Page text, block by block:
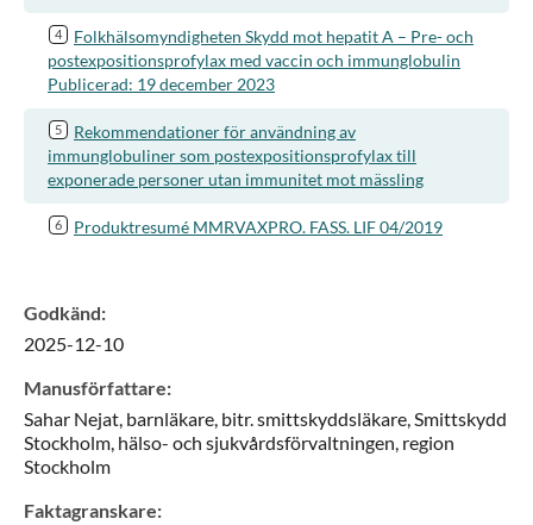
Folkhälsomyndigheten Skydd mot hepatit A – Pre- och
postexpositionsprofylax med vaccin och immunglobulin
Publicerad: 19 december 2023
Rekommendationer för användning av
immunglobuliner som postexpositionsprofylax till
exponerade personer utan immunitet mot mässling
Produktresumé MMRVAXPRO. FASS. LIF 04/2019
Godkänd:
2025-12-10
Manusförfattare:
Sahar Nejat, barnläkare, bitr. smittskyddsläkare,Smittskydd
Stockholm, hälso- och sjukvårdsförvaltningen, region
Stockholm
Faktagranskare: